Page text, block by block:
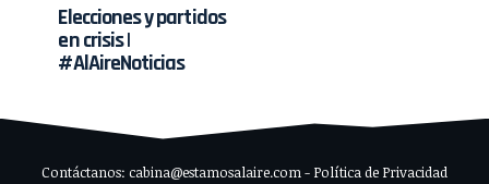
Elecciones y partidos
en crisis |
#AlAireNoticias
Contáctanos: cabina@estamosalaire.com - Política de Privacidad